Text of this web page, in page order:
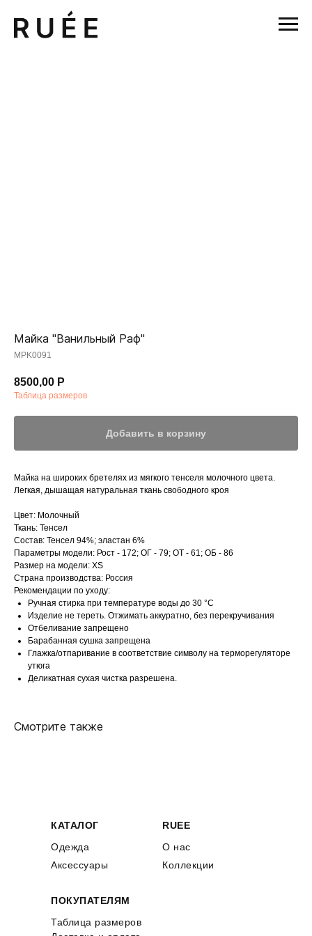
Майка "Ванильный Раф"
MPK0091
8500,00 Р
Таблица размеров
Добавить в корзину
Майка на широких бретелях из мягкого тенселя молочного цвета.
Легкая, дышащая натуральная ткань свободного кроя
Цвет: Молочный
Ткань: Тенсел
Состав: Тенсел 94%; эластан 6%
Параметры модели: Рост - 172; ОГ - 79; ОТ - 61; ОБ - 86
Размер на модели: XS
Страна производства: Россия
Рекомендации по уходу:
Ручная стирка при температуре воды до 30 °C
Изделие не тереть. Отжимать аккуратно, без перекручивания
Отбеливание запрещено
Барабанная сушка запрещена
Глажка/отпаривание в соответствие символу на терморегуляторе
утюга
Деликатная сухая чистка разрешена.
Смотрите также
КАТАЛОГ
Одежда
Аксессуары
RUEE
О нас
Коллекции
ПОКУПАТЕЛЯМ
Таблица размеров